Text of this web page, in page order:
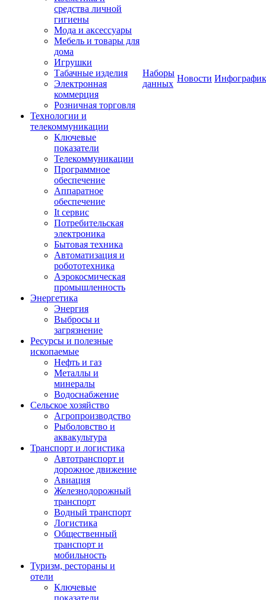
средства личной
гигиены
Мода и аксессуары
Мебель и товары для
дома
Игрушки
Табачные изделия
Электронная
коммерция
Розничная торговля
Технологии и
телекоммуникации
Ключевые
показатели
Телекоммуникации
Программное
обеспечение
Аппаратное
обеспечение
It сервис
Потребительская
электроника
Бытовая техника
Автоматизация и
робототехника
Аэрокосмическая
промышленность
Энергетика
Энергия
Выбросы и
загрязнение
Ресурсы и полезные
ископаемые
Нефть и газ
Металлы и
минералы
Водоснабжение
Сельское хозяйство
Агропроизводство
Рыболовство и
аквакультура
Транспорт и логистика
Автотранспорт и
дорожное движение
Авиация
Железнодорожный
транспорт
Водный транспорт
Логистика
Общественный
транспорт и
мобильность
Туризм, рестораны и
отели
Ключевые
показатели
Наборы
данных
Новости